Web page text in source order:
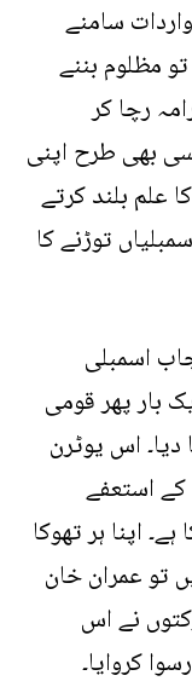
سامنے
مظلوم بننے
رچا کر
بھی طرح اپنی
علم بلند کرتے
توڑنے کا
اسمبلی
بار پھر قومی
اس یوٹرن
کو 35 ارکان کے استعفے
اپنا ہر تھوکا
تو عمران خان
نے اس
کروایا۔